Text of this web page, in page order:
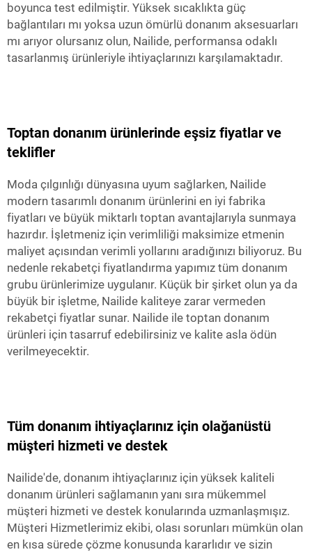
boyunca test edilmiştir. Yüksek sıcaklıkta güç
bağlantıları mı yoksa uzun ömürlü donanım aksesuarları
mı arıyor olursanız olun, Nailide, performansa odaklı
tasarlanmış ürünleriyle ihtiyaçlarınızı karşılamaktadır.
Toptan donanım ürünlerinde eşsiz fiyatlar ve
teklifler
Moda çılgınlığı dünyasına uyum sağlarken, Nailide
modern tasarımlı donanım ürünlerini en iyi fabrika
fiyatları ve büyük miktarlı toptan avantajlarıyla sunmaya
hazırdır. İşletmeniz için verimliliği maksimize etmenin
maliyet açısından verimli yollarını aradığınızı biliyoruz. Bu
nedenle rekabetçi fiyatlandırma yapımız tüm donanım
grubu ürünlerimize uygulanır. Küçük bir şirket olun ya da
büyük bir işletme, Nailide kaliteye zarar vermeden
rekabetçi fiyatlar sunar. Nailide ile toptan donanım
ürünleri için tasarruf edebilirsiniz ve kalite asla ödün
verilmeyecektir.
Tüm donanım ihtiyaçlarınız için olağanüstü
müşteri hizmeti ve destek
Nailide'de, donanım ihtiyaçlarınız için yüksek kaliteli
donanım ürünleri sağlamanın yanı sıra mükemmel
müşteri hizmeti ve destek konularında uzmanlaşmışız.
Müşteri Hizmetlerimiz ekibi, olası sorunları mümkün olan
en kısa sürede çözme konusunda kararlıdır ve sizin